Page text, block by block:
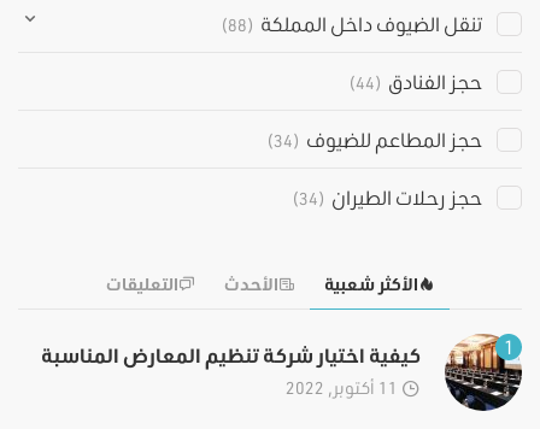
تنقل الضيوف داخل المملكة (88)
حجز الفنادق (44)
حجز المطاعم للضيوف (34)
حجز رحلات الطيران (34)
الأكثر شعبية الأحدث التعليقات
1 كيفية اختيار شركة تنظيم المعارض المناسبة